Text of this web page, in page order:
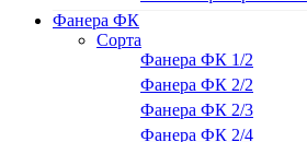
Фанера ФК
Сорта
Фанера ФК 1/2
Фанера ФК 2/2
Фанера ФК 2/3
Фанера ФК 2/4